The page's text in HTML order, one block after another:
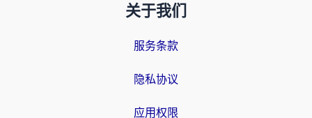
关于我们
服务条款
隐私协议
应用权限